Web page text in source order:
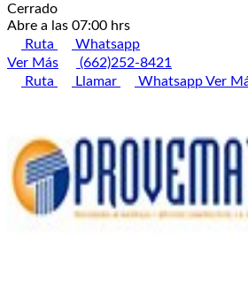
Cerrado
Abre a las 07:00 hrs
Ruta
Whatsapp
Ver Más
(662)252-8421
Ruta
Llamar WhatsappVer